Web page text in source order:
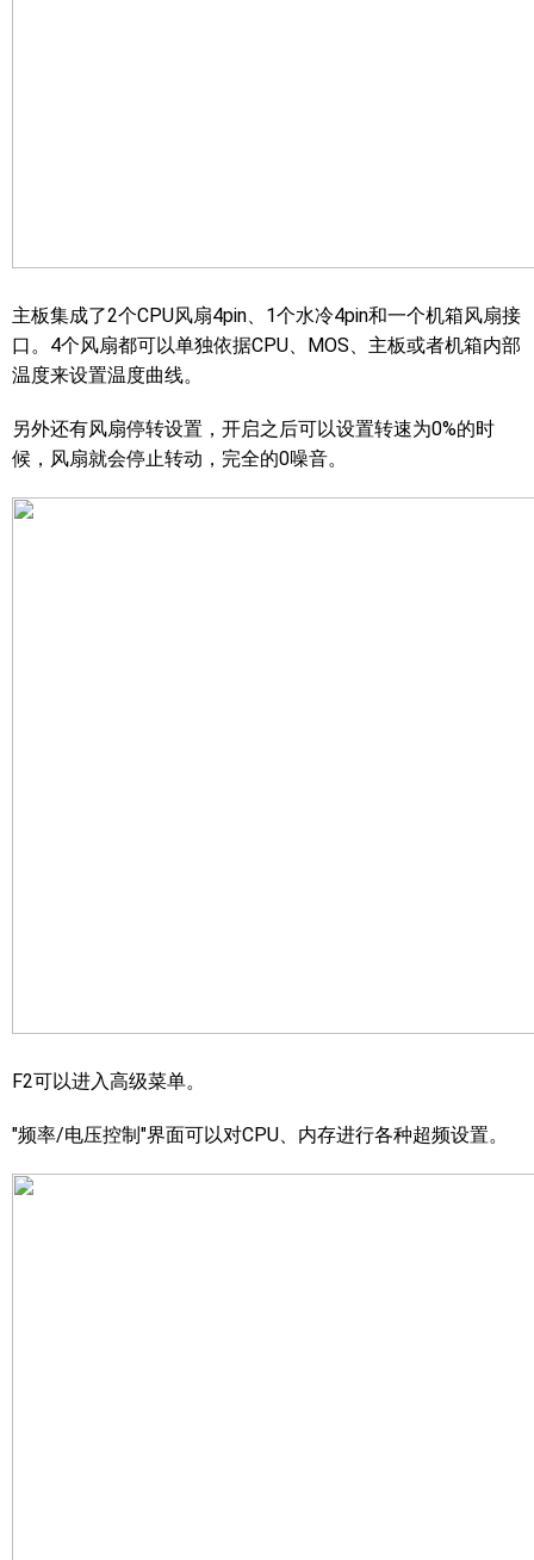
主板集成了2个CPU风扇4pin、1个水冷4pin和一个机箱风扇接
口。4个风扇都可以单独依据CPU、MOS、主板或者机箱内部
温度来设置温度曲线。
另外还有风扇停转设置，开启之后可以设置转速为0%的时
候，风扇就会停止转动，完全的0噪音。
F2可以进入高级菜单。
"频率/电压控制"界面可以对CPU、内存进行各种超频设置。